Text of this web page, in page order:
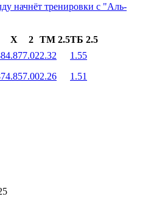
начнёт тренировки с "Аль-
X 2 ТМ 2.5ТБ 2.5
4.877.022.32 1.55
4.857.002.26
1.51